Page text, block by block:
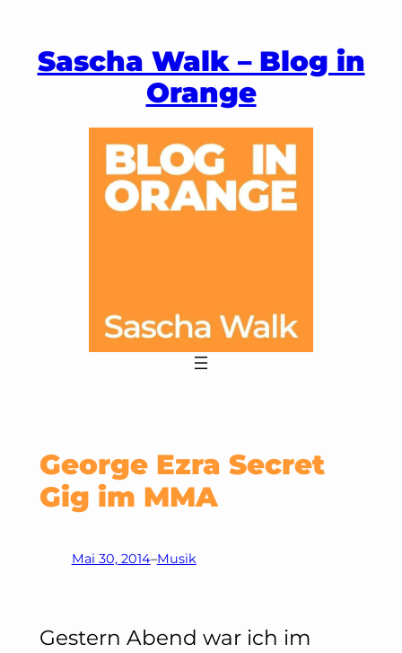
springen
Sascha Walk – Blog in
Orange
George Ezra Secret
Gig im MMA
Mai 30, 2014–Musik
Gestern Abend war ich im